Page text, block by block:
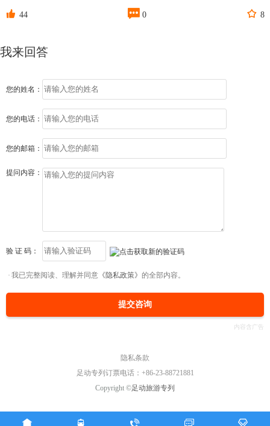
 44  0  8
我来回答
您的姓名：
您的电话：
您的邮箱：
提问内容：
验 证 码：
我已完整阅读、理解并同意 《隐私政策》 的全部内容。
提交咨询
隐私条款
足动专列订票电话：+86-23-88721881
Copyright ©足动旅游专列
    